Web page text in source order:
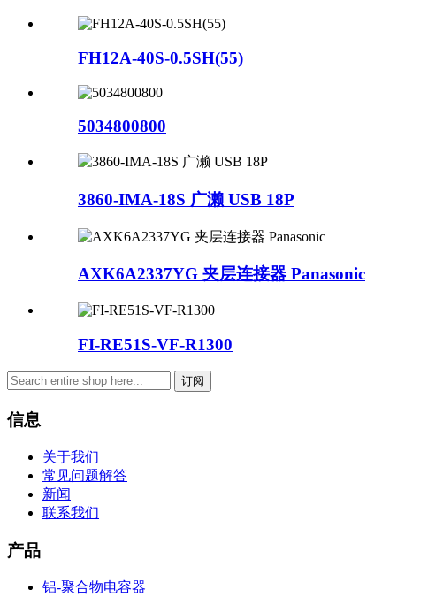
FH12A-40S-0.5SH(55)
5034800800
3860-IMA-18S 广濑 USB 18P
AXK6A2337YG 夹层连接器 Panasonic
FI-RE51S-VF-R1300
订阅
信息
关于我们
常见问题解答
新闻
联系我们
产品
铝-聚合物电容器